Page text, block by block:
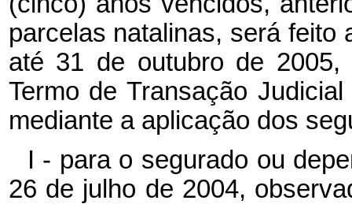
parcelas natalinas, será feito
até 31 de outubro de
Termo de Transação
mediante a aplicação dos
I - para o segurado ou
26 de julho de 2004,